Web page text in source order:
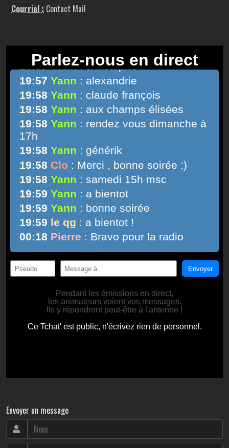
Courriel : Contact Mail
Envoyer un message